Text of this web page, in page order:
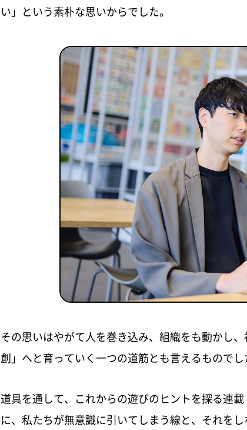
い」という素朴な思いからでした。
その思いはやがて人を巻き込み、組織をも動かし
創」へと育っていく一つの道筋とも言えるものでし
道具を通して、これからの遊びのヒントを探る連
に、私たちが無意識に引いてしまう線と、それを